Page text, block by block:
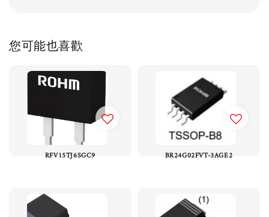
您可能也喜歡
RFV15TJ6SGC9 BR24G02FVT-3AGE2